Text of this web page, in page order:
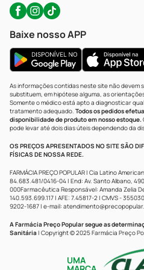
Baixe nosso APP
As informações contidas neste site não devem
substituem, em hipótese alguma, as
Somente o médico está apto a diagnosticar
tratamento adequado. Todos os pedidos
disponibilidade de produto em nosso estoque.
pode levar até dois dias úteis dependendo da
OS PREÇOS APRESENTADOS NO SITE SÃO
FÍSICAS DE NOSSA REDE.
FARMÁCIA PREÇO POPULAR | Cia Latino
84.683.481/0416-04 | End: Av. Santo Albano,
000Farmacêutica Responsável: Amanda Zelia
140.593.699.117 | AFE: 7.45817-2 | CMVS -
9202-1687 | e-mail:
A Farmácia Preço Popular segue as
Sanitária | Copyright © 2025 Farmácia Preço
UMA